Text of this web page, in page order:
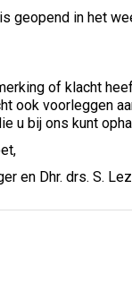
geopend in het
of klacht
ook voorleggen
u bij ons kunt
en Dhr. drs. S.